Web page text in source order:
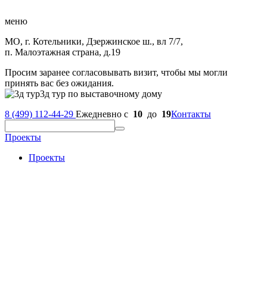
меню
МО, г. Котельники, Дзержинское ш., вл 7/7,
п. Малоэтажная страна, д.19
Просим заранее согласовывать визит, чтобы мы могли
принять вас без ожидания.
3д тур по выставочному дому
8 (499) 112-44-29 Ежедневно с 10 до 19Контакты
Проекты
Проекты